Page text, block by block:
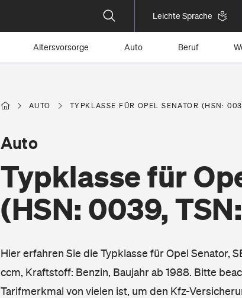
Leichte Sprache
Altersvorsorge Auto Beruf
AUTO TYPKLASSE FÜR OPEL SENATOR (HSN:
Typklasse für
(HSN: 0039,
Auto
Hier erfahren Sie die Typklasse für Opel Senator,
ccm, Kraftstoff: Benzin, Baujahr ab 1988. Bitte
Tarifmerkmal von vielen ist, um den Kfz-